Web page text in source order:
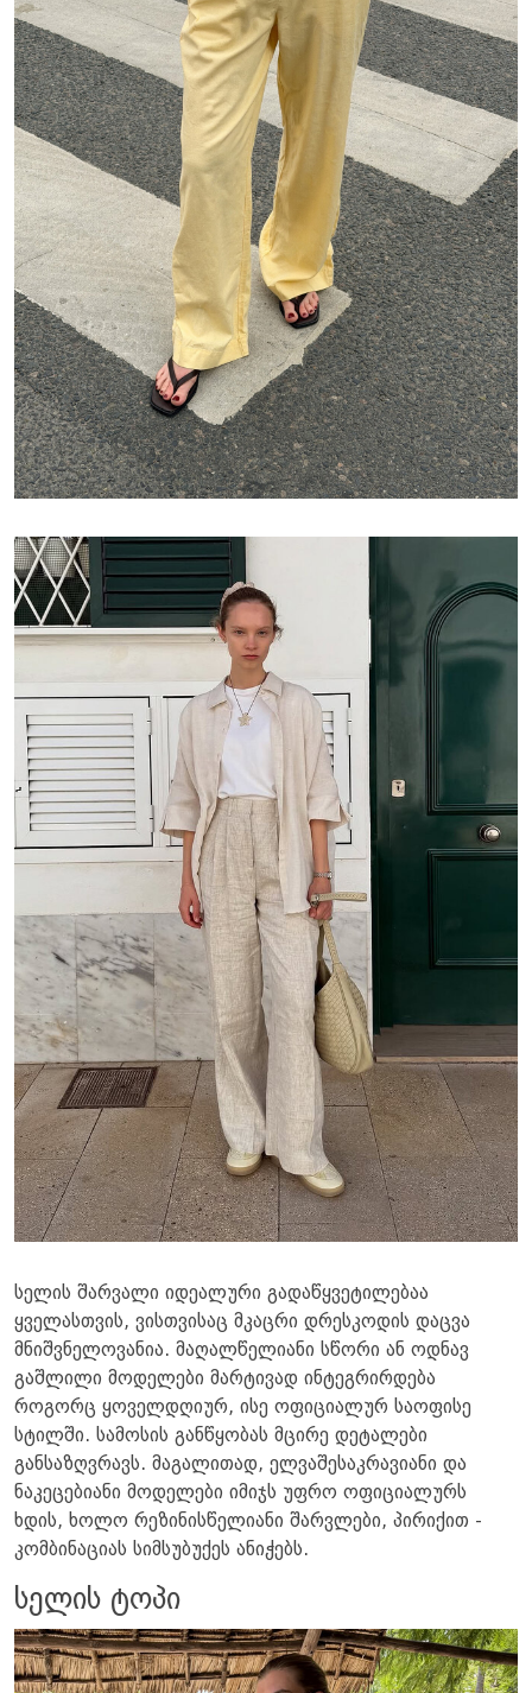
სელის შარვალი იდეალური გადაწყვეტილებაა
ყველასთვის, ვისთვისაც მკაცრი დრესკოდის დაცვა
მნიშვნელოვანია. მაღალწელიანი სწორი ან ოდნავ
გაშლილი მოდელები მარტივად ინტეგრირდება
როგორც ყოველდღიურ, ისე ოფიციალურ საოფისე
სტილში. სამოსის განწყობას მცირე დეტალები
განსაზღვრავს. მაგალითად, ელვაშესაკრავიანი და
ნაკეცებიანი მოდელები იმიჯს უფრო ოფიციალურს
ხდის, ხოლო რეზინისწელიანი შარვლები, პირიქით -
კომბინაციას სიმსუბუქეს ანიჭებს.
სელის ტოპი